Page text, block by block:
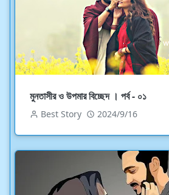
মুনতাসীর ও উপমার বিচ্ছেদ । পর্ব - ০১
Best Story 2024/9/16